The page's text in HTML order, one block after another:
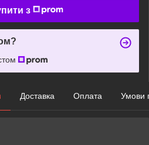
з
Доставка Оплата Умови